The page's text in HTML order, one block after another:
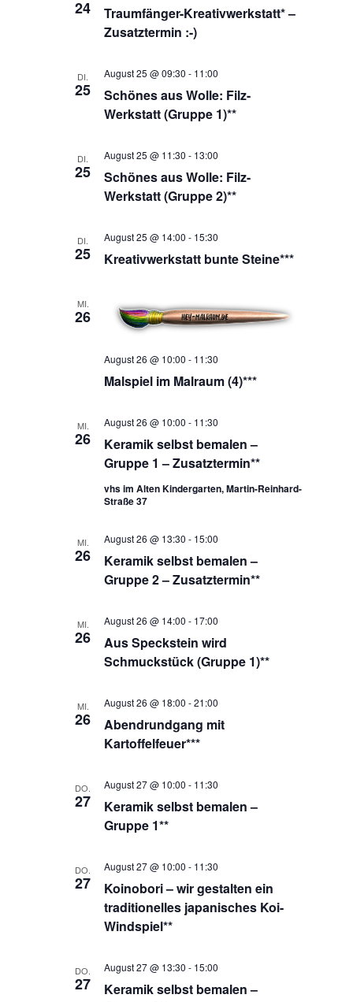
24
Traumfänger-Kreativwerkstatt* –
Zusatztermin :-)
DI.
25
Schönes aus Wolle: Filz-
Werkstatt (Gruppe 1)**
August 25 @ 09:30 - 11:00
DI.
25
Schönes aus Wolle: Filz-
Werkstatt (Gruppe 2)**
August 25 @ 11:30 - 13:00
DI.
25 Kreativwerkstatt bunte Steine***
August 25 @ 14:00 - 15:30
MI.
26
Malspiel im Malraum (4)***
August 26 @ 10:00 - 11:30
MI.
26
Keramik selbst bemalen –
Gruppe 1 – Zusatztermin**
August 26 @ 10:00 - 11:30
vhs im Alten Kindergarten, Martin-Reinhard-
Straße 37
MI.
26
Keramik selbst bemalen –
Gruppe 2 – Zusatztermin**
August 26 @ 13:30 - 15:00
MI.
26
Aus Speckstein wird
Schmuckstück (Gruppe 1)**
August 26 @ 14:00 - 17:00
MI.
26
Abendrundgang mit
Kartoffelfeuer***
August 26 @ 18:00 -21:00
DO.
27
Keramik selbst bemalen –
Gruppe 1**
August 27 @ 10:00 - 11:30
DO.
27
Koinobori – wir gestalten ein
traditionelles japanisches Koi-
Windspiel**
August 27 @ 10:00 - 11:30
DO.
27
Keramik selbst bemalen –
August 27 @ 13:30 - 15:00